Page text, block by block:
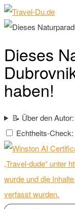
Dieses
haben!
📝 Über den
Echtheits-
„Travel-dude“ unter
wurde und die
verfasst wurden.